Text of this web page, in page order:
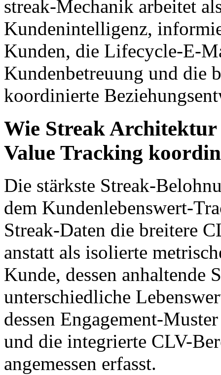
streak-Mechanik arbeitet
Kundenintelligenz,
Kunden, die Lifecycle-E-
Kundenbetreuung und die
koordinierte
Wie Streak
Value Tracking
Die stärkste Streak-
dem Kundenlebenswert-
Streak-Daten die breitere
anstatt als isolierte
Kunde, dessen anhaltende
unterschiedliche
dessen Engagement-
und die integrierte CLV-
angemessen erfasst.